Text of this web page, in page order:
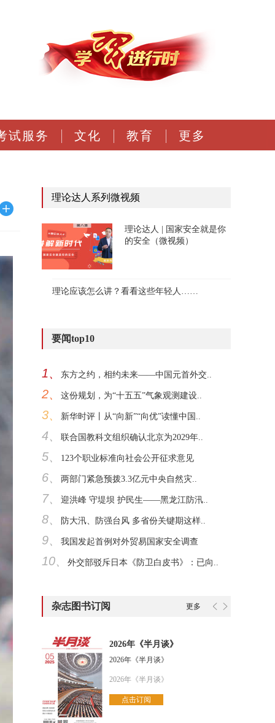
试服务 文化 教育 更多
理论达人系列微视频
理论达人 | 国家安全就是你
的安全（微视频）
理论应该怎么讲？看看这些年轻人……
要闻top10
1、 东方之约，相约未来——中国元首外交..
2、 这份规划，为“十五五”气象观测建设..
3、 新华时评丨从“向新”“向优”读懂中国..
4、 联合国教科文组织确认北京为2029年..
5、 123个职业标准向社会公开征求意见
6、 两部门紧急预拨3.3亿元中央自然灾..
7、 迎洪峰 守堤坝 护民生——黑龙江防汛..
8、 防大汛、防强台风 多省份关键期这样..
9、 我国发起首例对外贸易国家安全调查
10、 外交部驳斥日本《防卫白皮书》：已向..
杂志图书订阅 更多
2026年《半月谈》
2026年《半月谈》
2026年《半月谈》
点击订阅